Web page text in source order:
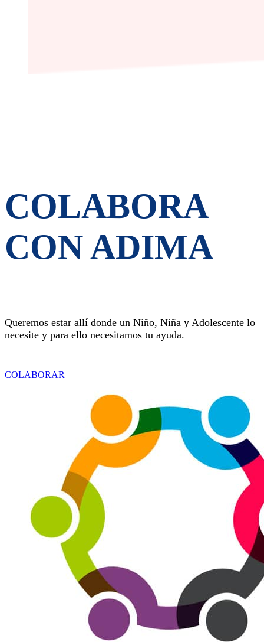
COLABORA
CON ADIMA
Queremos estar allí donde un Niño, Niña y Adolescente lo
necesite y para ello necesitamos tu ayuda.
COLABORAR